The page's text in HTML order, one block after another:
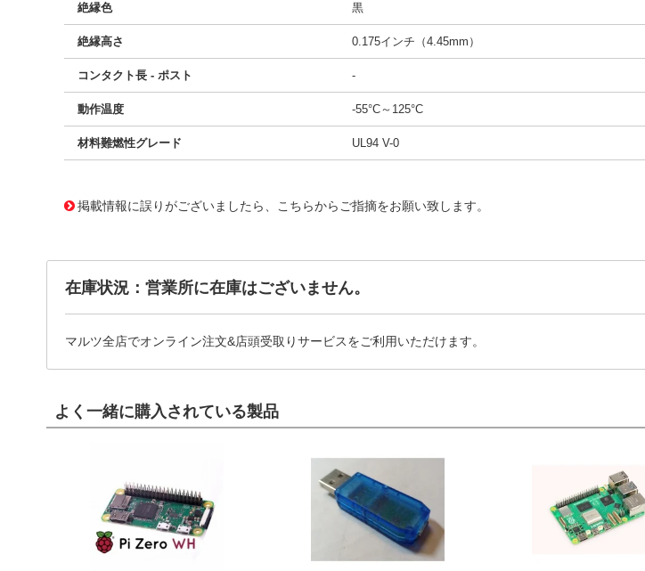
絶縁色 黒
絶縁高さ 0.175インチ（4.45mm）
コンタクト長 - ポスト -
動作温度 -55°C～125°C
材料難燃性グレード UL94 V-0
掲載情報に誤りがございましたら、こちらからご指摘をお願い致します。
在庫状況：営業所に在庫はございません。
マルツ全店でオンライン注文&店頭受取りサービスをご利用いただけます。
よく一緒に購入されている製品